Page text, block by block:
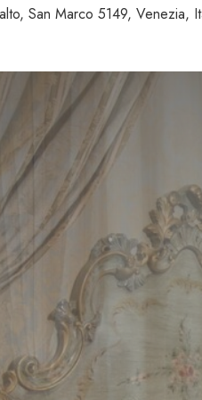
San Marco 5149, Venezia,